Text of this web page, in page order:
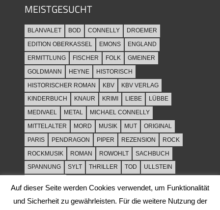
MEISTGESUCHT
BLANVALET BOD CONNELLY
DROEMER
EDITION OBERKASSEL
EMONS
ENGLAND
ERMITTLUNG
FISCHER FOLK
GMEINER
GOLDMANN
HEYNE
HISTORISCH
HISTORISCHER ROMAN
KBV
KBV VERLAG
KINDERBUCH
KNAUR KRIMI LIEBE
LÜBBE
MEDIVAEL
METAL
MICHAEL CONNELLY
MITTELALTER
MORD MUSIK MUT
ORIGINAL
PARIS
PENDRAGON PIPER REZENSION
ROCK
ROCKMUSIK
ROMAN ROWOHLT
SACHBUCH
SPANNUNG
SYLT THRILLER TOD
ULLSTEIN
Auf dieser Seite werden Cookies verwendet, um Funktionalität
und Sicherheit zu gewährleisten. Für die weitere Nutzung der